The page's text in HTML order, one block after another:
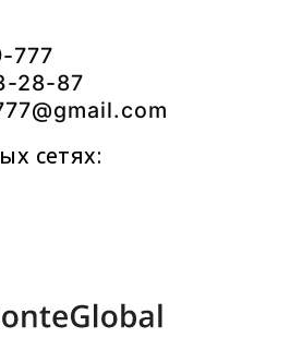
777
28-87
сетях: